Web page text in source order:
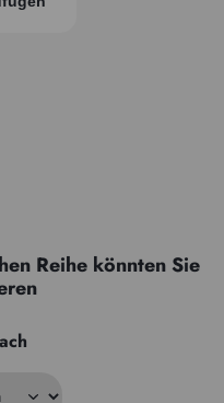
Reihe könnten Sie